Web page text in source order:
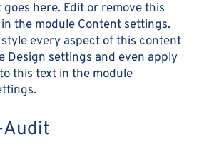
here. Edit or remove this
the module Content settings.
style every aspect of this content
Design settings and even apply
this text in the module
Audit